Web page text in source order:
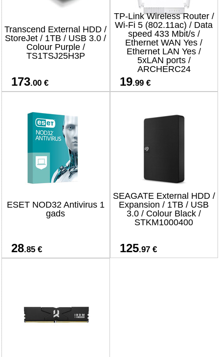
Transcend External HDD /
StoreJet / 1TB / USB 3.0 /
Colour Purple /
TS1TSJ25H3P
173.00 €
TP-Link Wireless Router /
Wi-Fi 5 (802.11ac) / Data
speed 433 Mbit/s /
Ethernet WAN Yes /
Ethernet LAN Yes /
5xLAN ports /
ARCHERC24
19.99 €
ESET NOD32 Antivirus 1
gads
28.85 €
SEAGATE External HDD /
Expansion / 1TB / USB
3.0 / Colour Black /
STKM1000400
125.97 €